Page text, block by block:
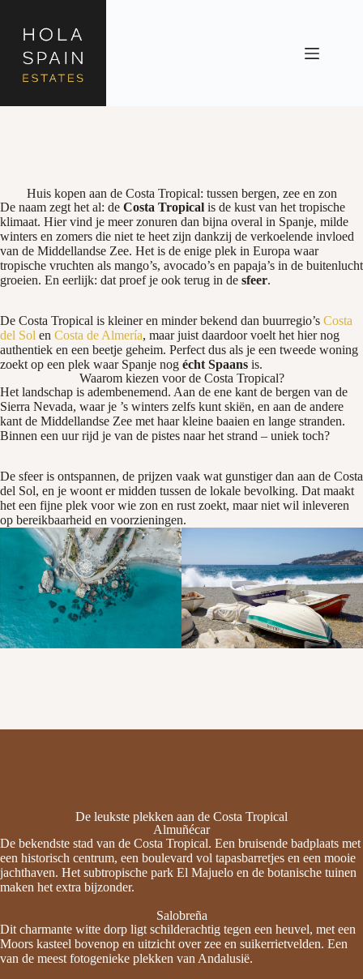
Huis kopen aan de Costa Tropical: tussen bergen, zee en zon
De naam zegt het al: de Costa Tropical is de kust van het tropische
klimaat. Hier vind je meer zonuren dan bijna overal in Spanje, milde
winters en zomers die niet te heet zijn dankzij de verkoelende invloed
van de Middellandse Zee. Het is de enige plek in Europa waar
tropische vruchten als mango’s, avocado’s en papaja’s in de buitenlucht
groeien. En eerlijk: dat proef je ook terug in de sfeer.
De Costa Tropical is kleiner en minder bekend dan buurregio’s Costa
del Sol en Costa de Almería, maar juist daardoor voelt het hier nog
authentiek en een beetje geheim. Perfect dus als je een tweede woning
zoekt op een plek waar Spanje nog écht Spaans is.
Waarom kiezen voor de Costa Tropical?
Het landschap is adembenemend. Aan de ene kant de bergen van de
Sierra Nevada, waar je ’s winters zelfs kunt skiën, en aan de andere
kant de Middellandse Zee met haar kleine baaien en lange stranden.
Binnen een uur rijd je van de pistes naar het strand – uniek toch?
De sfeer is ontspannen, de prijzen vaak wat gunstiger dan aan de Costa
del Sol, en je woont er midden tussen de lokale bevolking. Dat maakt
het een fijne plek voor wie zon en rust zoekt, maar niet wil inleveren
op bereikbaarheid en voorzieningen.
De leukste plekken aan de Costa Tropical
Almuñécar
De bekendste stad van de Costa Tropical. Een bruisende badplaats met
een historisch centrum, een boulevard vol tapasbarretjes en een mooie
jachthaven. Het subtropische park El Majuelo en de botanische tuinen
maken het extra bijzonder.
Salobreña
Dit charmante witte dorp ligt schilderachtig tegen een heuvel, met een
Moors kasteel bovenop en uitzicht over zee en suikerrietvelden. Een
van de meest fotogenieke plekken van Andalusië.